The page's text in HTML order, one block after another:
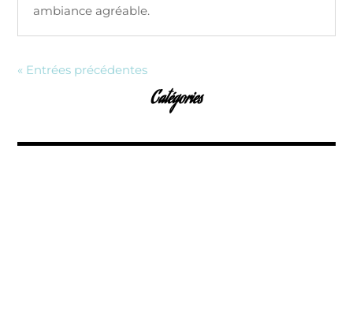
ambiance agréable.
« Entrées précédentes
Catégories